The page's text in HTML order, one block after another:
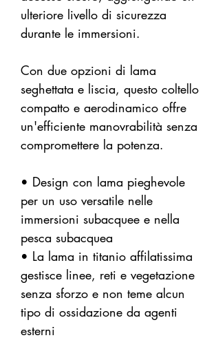
ulteriore livello di sicurezza
durante le immersioni.
Con due opzioni di lama
seghettata e liscia, questo coltello
compatto e aerodinamico offre
un'efficiente manovrabilità senza
compromettere la potenza.
• Design con lama pieghevole
per un uso versatile nelle
immersioni subacquee e nella
pesca subacquea
• La lama in titanio affilatissima
gestisce linee, reti e vegetazione
senza sforzo e non teme alcun
tipo di ossidazione da agenti
esterni